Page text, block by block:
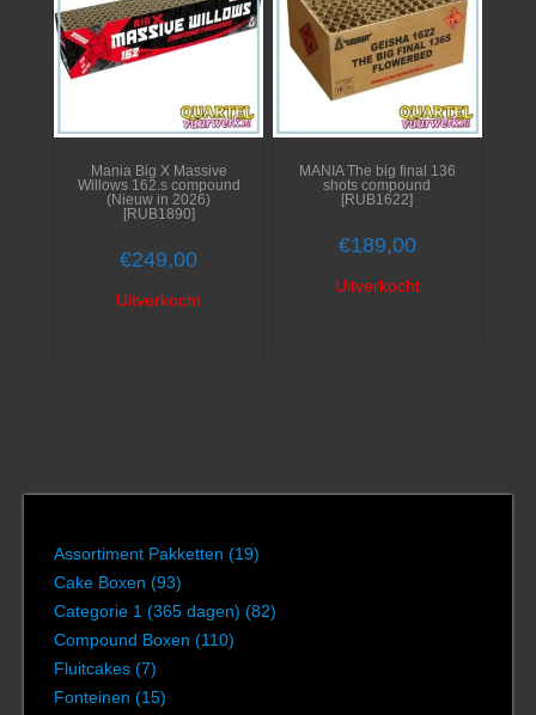
Mania Big X Massive
Willows 162.s compound
(Nieuw in 2026)
[RUB1890]
€249,00
Uitverkocht
MANIA The big final 136
shots compound
[RUB1622]
€189,00
Uitverkocht
Assortiment Pakketten (19)
Cake Boxen (93)
Categorie 1 (365 dagen) (82)
Compound Boxen (110)
Fluitcakes (7)
Fonteinen (15)